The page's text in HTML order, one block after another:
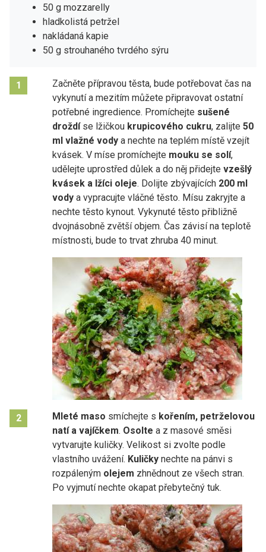
50 g mozzarelly
hladkolistá petržel
nakládaná kapie
50 g strouhaného tvrdého sýru
1
Začněte přípravou těsta, bude potřebovat čas na
vykynutí a mezitím můžete připravovat ostatní
potřebné ingredience. Promíchejte sušené
droždíse lžičkou krupicového cukru, zalijte 50
ml vlažné vody a nechte na teplém místě vzejít
kvásek. V míse promíchejte mouku se solí,
udělejte uprostřed důlek a do něj přidejte vzešlý
kvásek a lžíci oleje. Dolijte zbývajících 200 ml
vody a vypracujte vláčné těsto. Mísu zakryjte a
nechte těsto kynout. Vykynuté těsto přibližně
dvojnásobně zvětší objem. Čas závisí na teplotě
místnosti, bude to trvat zhruba 40 minut.
2 Mleté maso smíchejte s kořením, petrželovou
natí a vajíčkem. Osolte a z masové směsi
vytvarujte kuličky. Velikost si zvolte podle
vlastního uvážení. Kuličky nechte na pánvi s
rozpáleným olejem zhnědnout ze všech stran.
Po vyjmutí nechte okapat přebytečný tuk.